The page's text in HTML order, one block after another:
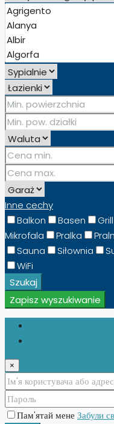
Inne cechy
Balkon
Basen Grill
Mikrofala
Pralka
Sauna
Siłownia
WiFi
Szukaj
Zapisz wyszukiwanie
×
Пам'ятай мене Забули